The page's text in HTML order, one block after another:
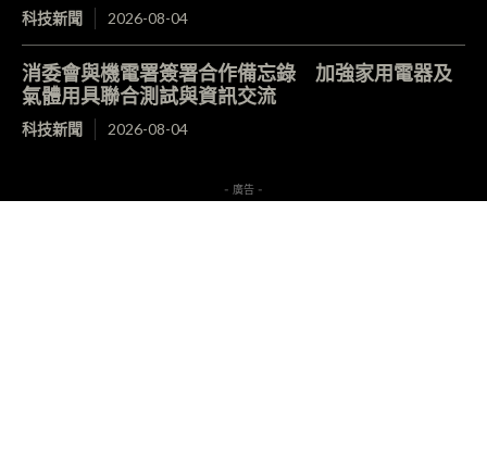
科技新聞 2026-08-04
消委會與機電署簽署合作備忘錄 加強家用電器及
氣體用具聯合測試與資訊交流
科技新聞 2026-08-04
- 廣告 -